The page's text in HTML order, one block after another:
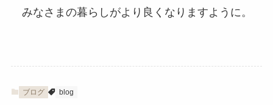
みなさまの暮らしがより良くなりますように。
ブログ blog